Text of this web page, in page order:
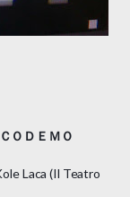
ＯＤＥＭＯ
Laca (Il Teatro